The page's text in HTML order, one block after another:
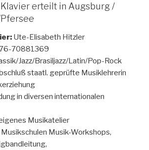
erteilt in Augsburg /
Ute-Elisabeth Hitzler
70881369
Jazz/Brasiljazz/Latin/Pop-Rock
staatl. geprüfte Musiklehrerin
in diversen internationalen
Musikatelier
Musik-Workshops,